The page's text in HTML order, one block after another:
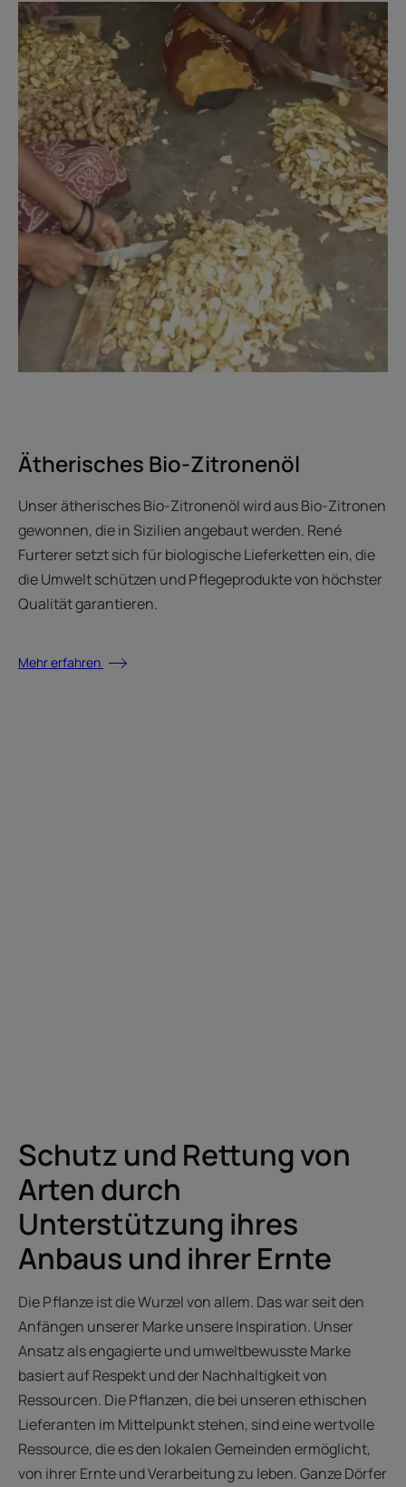
Ätherisches Bio-Zitronenöl
Unser ätherisches Bio-Zitronenöl wird aus Bio-Zitronen
gewonnen, die in Sizilien angebaut werden. René
Furterer setzt sich für biologische Lieferketten ein, die
die Umwelt schützen und Pflegeprodukte von höchster
Qualität garantieren.
Mehr erfahren
Schutz und Rettung von
Arten durch
Unterstützung ihres
Anbaus und ihrer Ernte
Die Pflanze ist die Wurzel von allem. Das war seit den
Anfängen unserer Marke unsere Inspiration. Unser
Ansatz als engagierte und umweltbewusste Marke
basiert auf Respekt und der Nachhaltigkeit von
Ressourcen. Die Pflanzen, die bei unseren ethischen
Lieferanten im Mittelpunkt stehen, sind eine wertvolle
Ressource, die es den lokalen Gemeinden ermöglicht,
von ihrer Ernte und Verarbeitung zu leben. Ganze Dörfer